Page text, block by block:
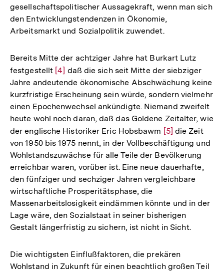
gesellschaftspolitischer Aussagekraft, wenn man sich
den Entwicklungstendenzen in Ökonomie,
Arbeitsmarkt und Sozialpolitik zuwendet.
Bereits Mitte der achtziger Jahre hat Burkart Lutz
festgestellt Zur
Auflösung
der
Fußnote
[4] daß die sich seit Mitte der siebziger
Jahre andeutende ökonomische Abschwächung keine
kurzfristige Erscheinung sein würde, sondern vielmehr
einen Epochenwechsel ankündigte. Niemand zweifelt
heute wohl noch daran, daß das Goldene Zeitalter, wie
der englische Historiker Eric Hobsbawm Zur
Auflösung
der
Fußnote
[5] die Zeit
von 1950 bis 1975 nennt, in der Vollbeschäftigung und
Wohlstandszuwächse für alle Teile der Bevölkerung
erreichbar waren, vorüber ist. Eine neue dauerhafte,
den fünfziger und sechziger Jahren vergleichbare
wirtschaftliche Prosperitätsphase, die
Massenarbeitslosigkeit eindämmen könnte und in der
Lage wäre, den Sozialstaat in seiner bisherigen
Gestalt längerfristig zu sichern, ist nicht in Sicht.
Die wichtigsten Einflußfaktoren, die prekären
Wohlstand in Zukunft für einen beachtlich großen Teil